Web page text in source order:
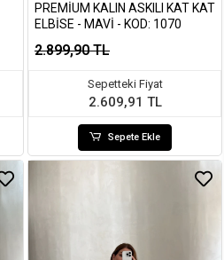
PREMIUM KALIN ASKILI KAT KAT
ELBISE - MAVI - KOD: 1070
2.899,90 TL
Sepetteki Fiyat
2.609,91 TL
Sepete Ekle